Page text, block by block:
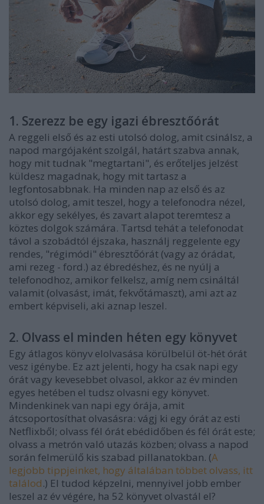
1. Szerezz be egy igazi ébresztőórát
A reggeli első és az esti utolsó dolog, amit csinálsz, a
napod margójaként szolgál, határt szabva annak,
hogy mit tudnak "megtartani", és erőteljes jelzést
küldesz magadnak, hogy mit tartasz a
legfontosabbnak. Ha minden nap az első és az
utolsó dolog, amit teszel, hogy a telefonodra nézel,
akkor egy sekélyes, és zavart alapot teremtesz a
köztes dolgok számára. Tartsd tehát a telefonodat
távol a szobádtól éjszaka, használj reggelente egy
rendes, "régimódi" ébresztőórát (vagy az órádat,
ami rezeg - ford.) az ébredéshez, és ne nyúlj a
telefonodhoz, amikor felkelsz, amíg nem csináltál
valamit (olvasást, imát, fekvőtámaszt), ami azt az
embert képviseli, aki aznap leszel.
2. Olvass el minden héten egy könyvet
Egy átlagos könyv elolvasása körülbelül öt-hét órát
vesz igénybe. Ez azt jelenti, hogy ha csak napi egy
órát vagy kevesebbet olvasol, akkor az év minden
egyes hetében el tudsz olvasni egy könyvet.
Mindenkinek van napi egy órája, amit
átcsoportosíthat olvasásra: vágj ki egy órát az esti
Netflixből; olvass fél órát ebédidőben és fél órát este;
olvass a metrón való utazás közben; olvass a napod
során felmerülő kis szabad pillanatokban. (A
legjobb tippjeinket, hogy általában többet olvass, itt
találod.) El tudod képzelni, mennyivel jobb ember
leszel az év végére, ha 52 könyvet olvastál el?